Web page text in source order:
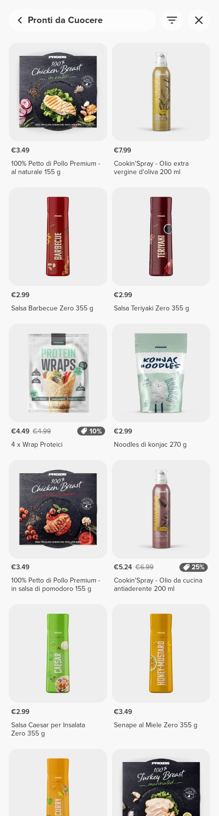
Pronti da Cuocere
€3.49
100% Petto di Pollo Premium -
al naturale 155 g
€7.99
Cookin'Spray - Olio extra
vergine d'oliva 200 ml
€2.99
Salsa Barbecue Zero 355 g
€2.99
Salsa Teriyaki Zero 355 g
€4.49 €4.99
10%
4 x Wrap Proteici
€2.99
Noodles di konjac 270 g
€3.49
100% Petto di Pollo Premium -
in salsa di pomodoro 155 g
€5.24 €6.99
25%
Cookin'Spray - Olio da cucina
antiaderente 200 ml
€2.99
Salsa Caesar per Insalata
Zero 355 g
€3.49
Senape al Miele Zero 355 g